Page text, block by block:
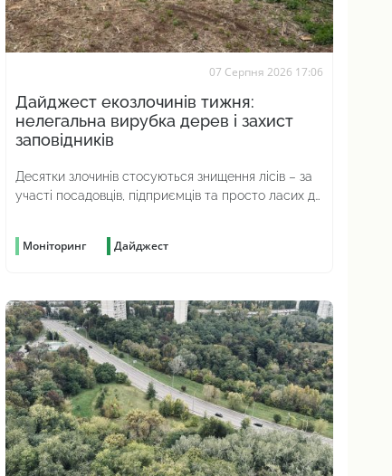
07 Серпня 2026 17:06
Дайджест екозлочинів тижня:
нелегальна вирубка дерев і захист
заповідників
Десятки злочинів стосуються знищення лісів – за
участі посадовців, підприємців та просто ласих до
Моніторинг Дайджест